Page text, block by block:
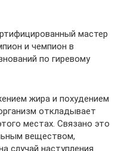
мастер
и чемпион в
по гиревому
жира и похудением
откладывает
местах. Связано это
веществом,
случай наступления